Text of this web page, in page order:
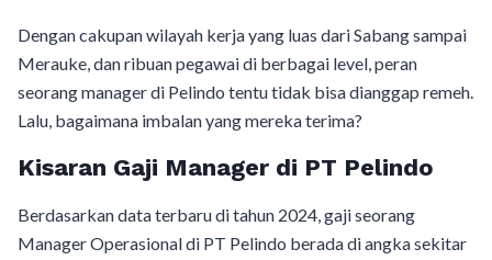
Dengan cakupan wilayah kerja yang luas dari Sabang sampai
Merauke, dan ribuan pegawai di berbagai level, peran
seorang manager di Pelindo tentu tidak bisa dianggap remeh.
Lalu, bagaimana imbalan yang mereka terima?
Kisaran Gaji Manager di PT Pelindo
Berdasarkan data terbaru di tahun 2024, gaji seorang
Manager Operasional di PT Pelindo berada di angka sekitar